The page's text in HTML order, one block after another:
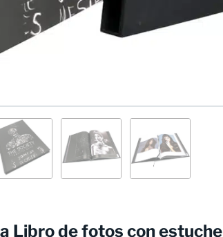
Libro de fotos con estuche